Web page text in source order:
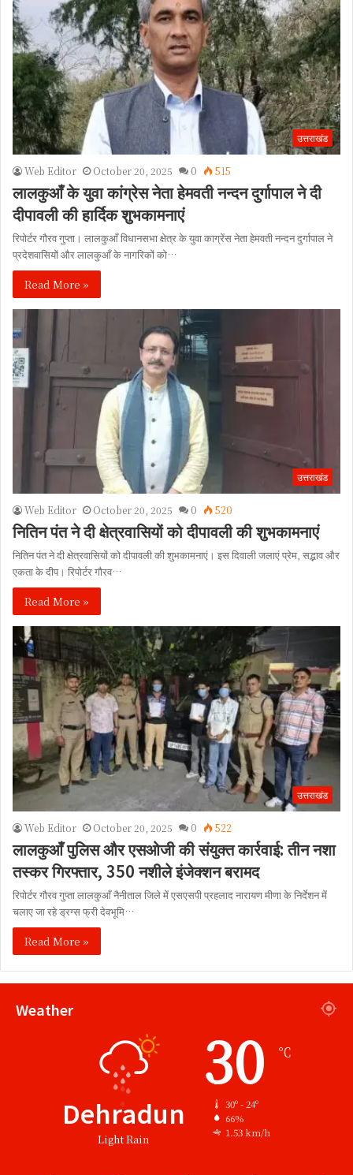
उत्तराखंड
Web Editor October 20, 2025 0 515
लालकुआँ के युवा कांग्रेस नेता हेमवती नन्दन दुर्गापाल ने दी
दीपावली की हार्दिक शुभकामनाएं
रिपोर्टर गौरव गुप्ता। लालकुआँ विधानसभा क्षेत्र के युवा काग्रेंस नेता हेमवती नन्दन दुर्गापाल ने
प्रदेशवासियों और लालकुआँ के नागरिकों को…
Read More »
उत्तराखंड
Web Editor October 20, 2025 0 520
नितिन पंत ने दी क्षेत्रवासियों को दीपावली की शुभकामनाएं
नितिन पंत ने दी क्षेत्रवासियों को दीपावली की शुभकामनाएं। इस दिवाली जलाएं प्रेम, सद्भाव और
एकता के दीप। रिपोर्टर गौरव…
Read More »
उत्तराखंड
Web Editor October 20, 2025 0 522
लालकुआँ पुलिस और एसओजी की संयुक्त कार्रवाई: तीन नशा
तस्कर गिरफ्तार, 350 नशीले इंजेक्शन बरामद
रिपोर्टर गौरव गुप्ता लालकुआँ नैनीताल जिले में एसएसपी प्रहलाद नारायण मीणा के निर्देशन में
चलाए जा रहे ड्रग्स फ्री देवभूमि…
Read More »
Weather
Dehradun
Light Rain
30 ℃
30º - 24º
66%
1.53 km/h